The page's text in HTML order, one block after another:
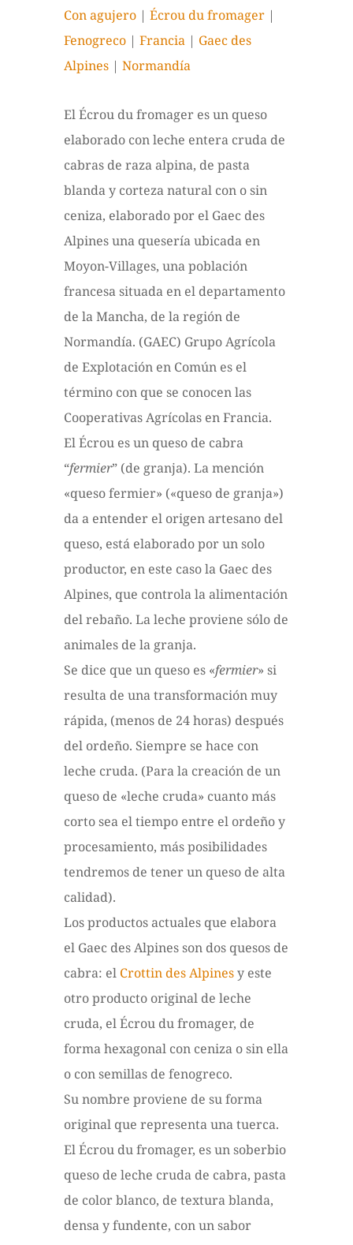
Con agujero| Écrou du fromager|
Fenogreco| Francia| Gaec des
Alpines| Normandía
El Écrou du fromager es un queso
elaborado con leche entera cruda de
cabras de raza alpina, de pasta
blanda y corteza natural con o sin
ceniza, elaborado por el Gaec des
Alpines una quesería ubicada en
Moyon-Villages, una población
francesa situada en el departamento
de la Mancha, de la región de
Normandía. (GAEC) Grupo Agrícola
de Explotación en Común es el
término con que se conocen las
Cooperativas Agrícolas en Francia.
El Écrou es un queso de cabra
“fermier” (de granja). La mención
«queso fermier» («queso de granja»)
da a entender el origen artesano del
queso, está elaborado por un solo
productor, en este caso la Gaec des
Alpines, que controla la alimentación
del rebaño. La leche proviene sólo de
animales de la granja.
Se dice que un queso es «fermier» si
resulta de una transformación muy
rápida, (menos de 24 horas) después
del ordeño. Siempre se hace con
leche cruda. (Para la creación de un
queso de «leche cruda» cuanto más
corto sea el tiempo entre el ordeño y
procesamiento, más posibilidades
tendremos de tener un queso de alta
calidad).
Los productos actuales que elabora
el Gaec des Alpines son dos quesos de
cabra: el Crottin des Alpinesy este
otro producto original de leche
cruda, el Écrou du fromager, de
forma hexagonal con ceniza o sin ella
o con semillas de fenogreco.
Su nombre proviene de su forma
original que representa una tuerca.
El Écrou du fromager, es un soberbio
queso de leche cruda de cabra, pasta
de color blanco, de textura blanda,
densa y fundente, con un sabor